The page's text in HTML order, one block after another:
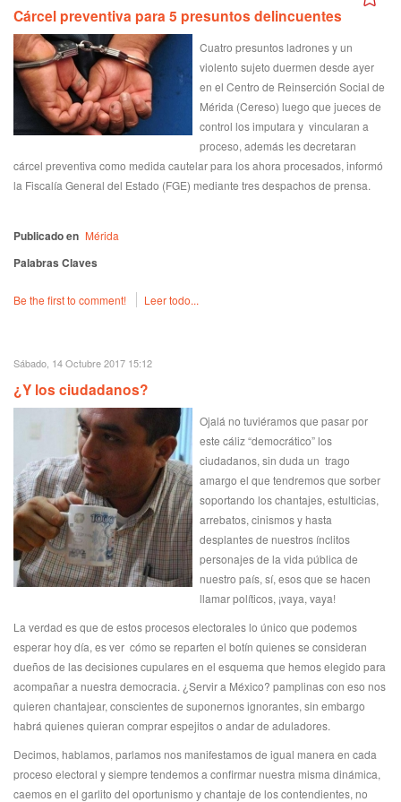
Cárcel preventiva para 5 presuntos delincuentes
Cuatro presuntos ladrones y un
violento sujeto duermen desde ayer
en el Centro de Reinserción Social de
Mérida (Cereso) luego que jueces de
control los imputara y vincularan a
proceso, además les decretaran
cárcel preventiva como medida cautelar para los ahora procesados, informó
la Fiscalía General del Estado (FGE) mediante tres despachos de prensa.
Publicado en Mérida
Palabras Claves
Be the first to comment! Leer todo...
Sábado, 14 Octubre 2017 15:12
¿Y los ciudadanos?
Ojalá no tuviéramos que pasar por
este cáliz “democrático” los
ciudadanos, sin duda un trago
amargo el que tendremos que sorber
soportando los chantajes, estulticias,
arrebatos, cinismos y hasta
desplantes de nuestros ínclitos
personajes de la vida pública de
nuestro país, sí, esos que se hacen
llamar políticos, ¡vaya, vaya!
La verdad es que de estos procesos electorales lo único que podemos
esperar hoy día, es ver cómo se reparten el botín quienes se consideran
dueños de las decisiones cupulares en el esquema que hemos elegido para
acompañar a nuestra democracia. ¿Servir a México? pamplinas con eso nos
quieren chantajear, conscientes de suponernos ignorantes, sin embargo
habrá quienes quieran comprar espejitos o andar de aduladores.
Decimos, hablamos, parlamos nos manifestamos de igual manera en cada
proceso electoral y siempre tendemos a confirmar nuestra misma dinámica,
caemos en el garlito del oportunismo y chantaje de los contendientes, no